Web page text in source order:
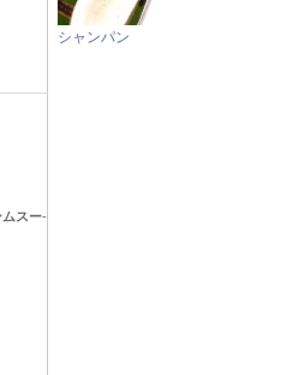
スー-
シャンパン